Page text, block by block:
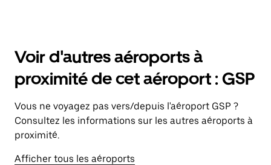
Voir d'autres aéroports à
proximité de cet aéroport : GSP
Vous ne voyagez pas vers/depuis l'aéroport GSP ?
Consultez les informations sur les autres aéroports à
proximité.
Afficher tous les aéroports